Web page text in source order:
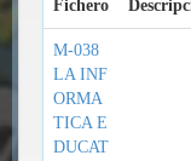
Fichero
M-038
LA INF
ORMA
TICA E
DUCAT